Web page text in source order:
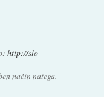
http://slo-
način natega.